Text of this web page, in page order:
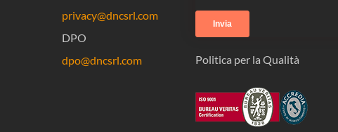
privacy@dncsrl.com
DPO
dpo@dncsrl.com
Politica per la Qualità